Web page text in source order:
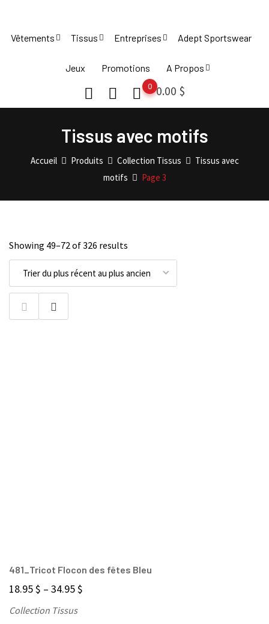
content
Vêtements Tissus Entreprises Adept Sportswear
Jeux Promotions A Propos
0.00 $
0
Tissus avec motifs
Accueil Produits Collection Tissus
Tissus avec
motifs
Page 3
Showing 49–72of 326 results
481_Tricot Flocon des fêtes Bleu
18.95$ – 34.95$
Collection Tissus